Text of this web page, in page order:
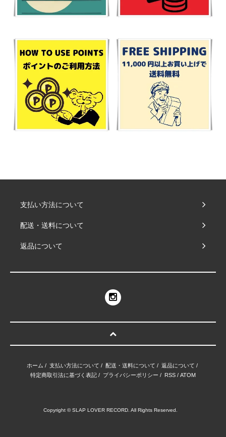
支払い方法について
配送・送料について
返品について
ホーム / 支払い方法について / 配送・送料について / 返品について /
特定商取引法に基づく表記 / プライバシーポリシー / RSS / ATOM
Copyright © SLAP LOVER RECORD. All Rights Reserved.